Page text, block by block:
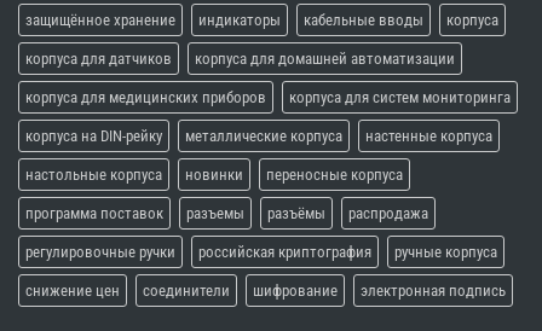
защищённое хранение индикаторы кабельные вводы корпуса
корпуса для датчиков корпуса для домашней автоматизации
корпуса для медицинских приборов корпуса для систем мониторинга
корпуса на DIN-рейку металлические корпуса настенные корпуса
настольные корпуса новинки переносные корпуса
программа поставок разъемы разъёмы распродажа
регулировочные ручки российская криптография ручные корпуса
снижение цен соединители шифрование электронная подпись